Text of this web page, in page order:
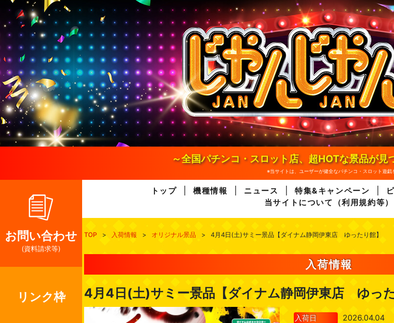
n
e
n
～全国パチンコ・スロット店、超HOTな景品が見
※当サイトは、ユーザーが健全なパチンコ・スロット遊戯
お問い合わせ
(資料請求等)
リンク枠
トップ 機種情報 ニュース 特集&キャンペーン
当サイトについて（利用規約等）
TOP > 入荷情報 > オリジナル景品 > 4月4日(土)サミー景品【ダイナム静岡伊東店 ゆったり館】
入荷情報
4月4日(土)サミー景品【ダイナム静岡伊東店 ゆった
入荷日 2026.04.04